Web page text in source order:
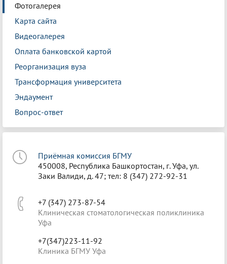
Фотогалерея
Карта сайта
Видеогалерея
Оплата банковской картой
Реорганизация вуза
Трансформация университета
Эндаумент
Вопрос-ответ
Приёмная комиссия БГМУ
450008, Республика Башкортостан, г. Уфа, ул.
Заки Валиди, д. 47; тел: 8 (347) 272-92-31
+7 (347) 273-87-54
Клиническая стоматологическая поликлиника
Уфа
+7(347)223-11-92
Клиника БГМУ Уфа